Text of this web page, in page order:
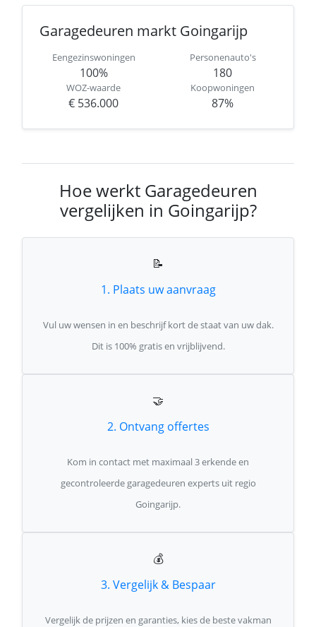
Garagedeuren markt Goingarijp
Eengezinswoningen
100%
Personenauto's
180
WOZ-waarde
€ 536.000
Koopwoningen
87%
Hoe werkt Garagedeuren
vergelijken in Goingarijp?
📝
1. Plaats uw aanvraag
Vul uw wensen in en beschrijf kort de staat van uw dak.
Dit is 100% gratis en vrijblijvend.
🤝
2. Ontvang offertes
Kom in contact met maximaal 3 erkende en
gecontroleerde garagedeuren experts uit regio
Goingarijp.
💰
3. Vergelijk & Bespaar
Vergelijk de prijzen en garanties, kies de beste vakman